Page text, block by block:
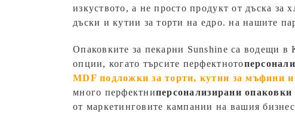
изкуството, а не просто продукт от дъска за
дъски и кутии за торти на едро. на нашите
Опаковките за пекарни Sunshine са водещи в
опции, когато търсите перфектното
MDF подложки за торти, кутии за мъфини
много перфектниперсонализирани
от маркетинговите кампании на вашия